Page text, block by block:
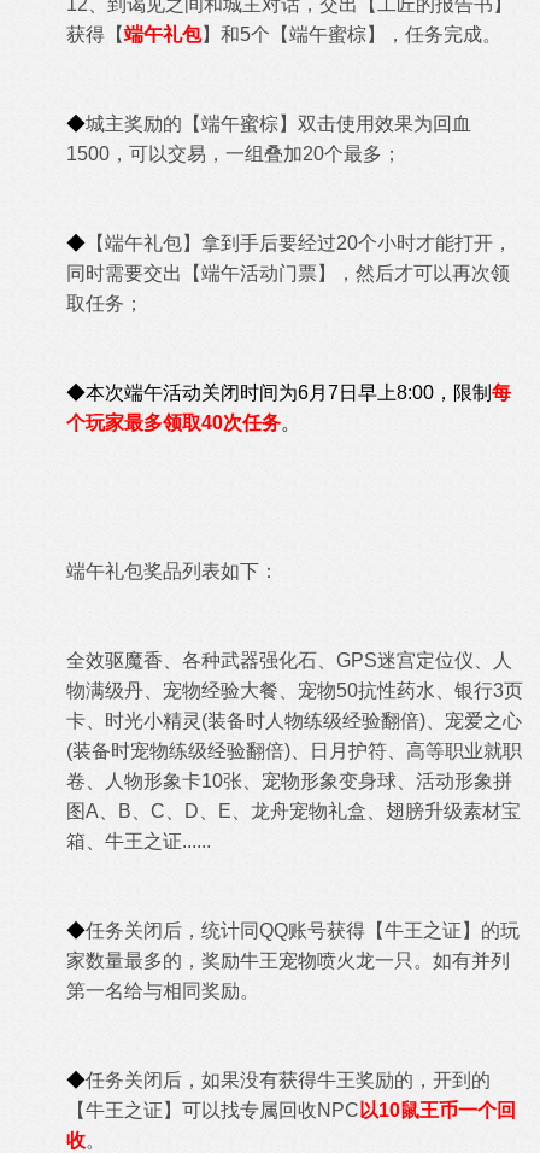
12、到 谒见之间和城主对话，交出 【 工匠的报告书 】
获得【端午礼包】和5个【端午蜜棕】，任务完成。
◆城主奖励的 【端午蜜棕】双击使用效果为回血
1500，可以交易，一组叠加20个最多；
◆ 【端午礼包】拿到手后要经过20个小时才能打开，
同时需要交出
【端午活动门票】，然后才可以再次领
取任务；
◆本次端午活动关闭时间为6月7日早上8:00，限制 每
个玩家最多领取40次任务。
端午礼包奖品列表如下：
全效驱魔香、各种武器强化石、GPS迷宫定位仪、人
物满级丹、宠物经验大餐、宠物50抗性药水、银行3页
卡、时光小精灵(装备时人物练级经验翻倍)、宠爱之心
(装备时宠物练级经验翻倍)、日月护符、高等职业就职
卷、人物形象卡10张、宠物形象变身球、 活动形象拼
图A、B、C、D、E、龙舟宠物礼盒、翅膀升级素材宝
箱、牛王之证......
◆任务关闭后，统计同QQ账号获得【牛王之证】的玩
家数量最多的，奖励牛王宠物喷火龙一只。如有并列
第一名给与相同奖励。
◆任务关闭后，如果没有获得牛王奖励的，开到的
【牛王之证】可以找专属回收NPC 以10鼠王币一个回
收。